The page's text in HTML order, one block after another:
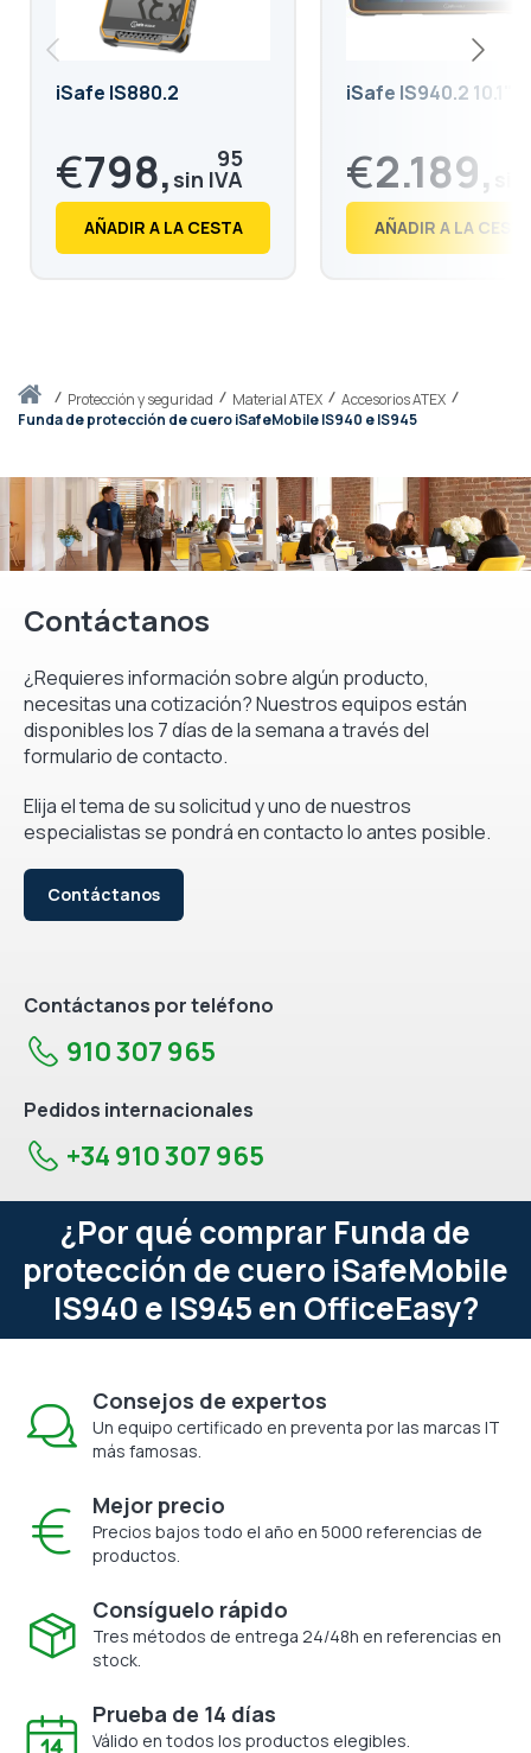
Inicioprotección y seguridad Material ATEX
Accesorios ATEX
Funda de protección de cuero iSafeMobile IS940 e IS945
iSafe IS880.2
€798, 95
€ 966,
AÑADIR A LA CESTA
iSafe IS940.2 10.1"
€2.189,
€ 2.649,
AÑADIR A LA
Contáctanos
¿Requieres información sobre algún producto,
necesitas una cotización? Nuestros equipos están
disponibles los 7 días de la semana a través del
formulario de contacto.
Elija el tema de su solicitud y uno de nuestros
especialistas se pondrá en contacto lo antes posible.
Contáctanos
Contáctanos por teléfono
910 307 965
Pedidos internacionales
+34 910 307 965
¿Por qué comprar Funda de
protección de cuero iSafeMobile
IS940 e IS945 en OfficeEasy?
Consejos de expertos
Un equipo certificado en preventa por las marcas IT
más famosas.
Mejor precio
Precios bajos todo el año en 5000 referencias de
productos.
Consíguelo rápido
Tres métodos de entrega 24/48h en referencias en
stock.
Prueba de 14 días
Válido en todos los productos elegibles.